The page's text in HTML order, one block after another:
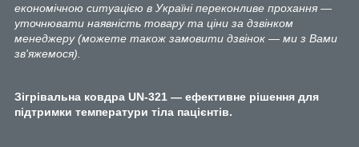
економічною ситуацією в Україні переконливе прохання —
уточнювати наявність товару та ціни за дзвінком
менеджеру (можете також замовити дзвінок — ми з Вами
зв'яжемося).
Зігрівальна ковдра UN-321 — ефективне рішення для
підтримки температури тіла пацієнтів.